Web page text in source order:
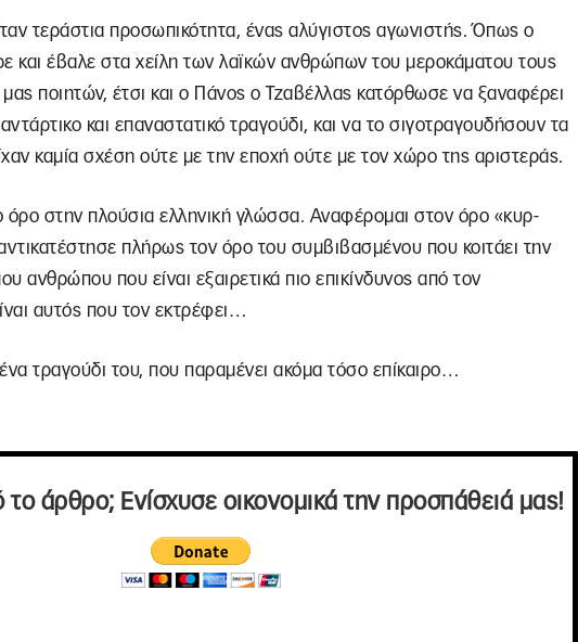
τεράστια προσωπικότητα, ένας αλύγιστος αγωνιστής. Όπως ο
και έβαλε στα χείλη των λαϊκών ανθρώπων του μεροκάματου τους
ποιητών, έτσι και ο Πάνος ο Τζαβέλλας κατόρθωσε να ξαναφέρει
και επαναστατικό τραγούδι, και να το σιγοτραγουδήσουν τα
καμία σχέση ούτε με την εποχή ούτε με τον χώρο της αριστεράς.
όρο στην πλούσια ελληνική γλώσσα. Αναφέρομαι στον όρο «κυρ-
πλήρως τον όρο του συμβιβασμένου που κοιτάει την
ανθρώπου που είναι εξαιρετικά πιο επικίνδυνος από τον
αυτός που τον εκτρέφει…
τραγούδι του, που παραμένει ακόμα τόσο επίκαιρο…
άρθρο; Ενίσχυσε οικονομικά την προσπάθειά μας!